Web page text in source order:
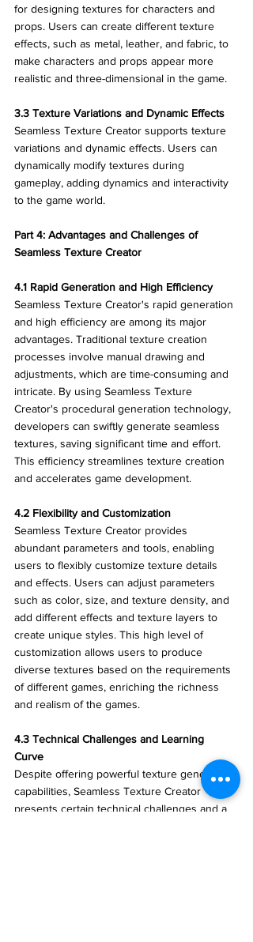
for designing textures for characters and
props. Users can create different texture
effects, such as metal, leather, and fabric, to
make characters and props appear more
realistic and three-dimensional in the game.
3.3 Texture Variations and Dynamic Effects
Seamless Texture Creator supports texture
variations and dynamic effects. Users can
dynamically modify textures during
gameplay, adding dynamics and interactivity
to the game world.
Part 4: Advantages and Challenges of
Seamless Texture Creator
4.1 Rapid Generation and High Efficiency
Seamless Texture Creator's rapid generation
and high efficiency are among its major
advantages. Traditional texture creation
processes involve manual drawing and
adjustments, which are time-consuming and
intricate. By using Seamless Texture
Creator's procedural generation technology,
developers can swiftly generate seamless
textures, saving significant time and effort.
This efficiency streamlines texture creation
and accelerates game development.
4.2 Flexibility and Customization
Seamless Texture Creator provides
abundant parameters and tools, enabling
users to flexibly customize texture details
and effects. Users can adjust parameters
such as color, size, and texture density, and
add different effects and texture layers to
create unique styles. This high level of
customization allows users to produce
diverse textures based on the requirements
of different games, enriching the richness
and realism of the games.
4.3 Technical Challenges and Learning
Curve
Despite offering powerful texture generation
capabilities, Seamless Texture Creator
presents certain technical challenges and a